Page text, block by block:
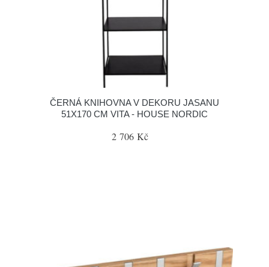
ČERNÁ KNIHOVNA V DEKORU JASANU
51X170 CM VITA - HOUSE NORDIC
2 706 Kč